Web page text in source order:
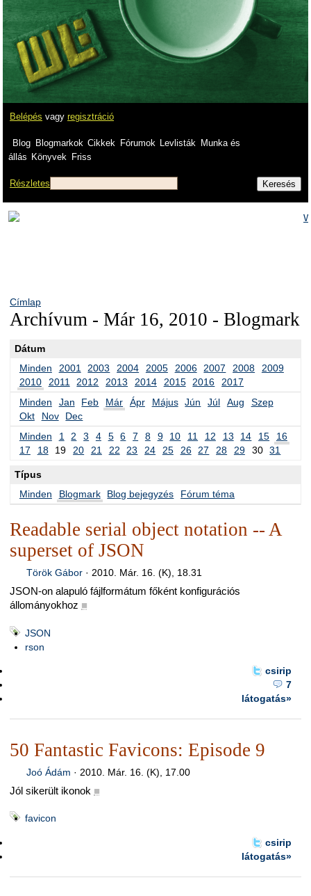
Belépés vagy regisztráció
Blog Blogmarkok Cikkek Fórumok Levlisták
Munka és
állás Könyvek Friss
Részletes
Címlap
Archívum - Már 16, 2010 - Blogmark
Dátum
Minden
2001 2003 2004 2005 2006 2007 2008
2009
2010
2011 2012 2013 2014 2015 2016
2017
Minden
Jan Feb Már Ápr Május Jún Júl Aug
Szep
Okt
Nov
Dec
Minden
1 2 3 4 5 6 7 8 9 10 11 12 13 14 15
16
17
18 19 20 21 22 23 24 25 26 27 28 29 30 31
Típus
Minden
Blogmark Blog bejegyzés Fórum téma
Readable serial object notation -- A
superset of JSON
Török Gábor· 2010. Már. 16. (K), 18.31
JSON-on alapuló fájlformátum főként konfigurációs
állományokhoz ■
JSON
rson
csirip
7
látogatás»
50 Fantastic Favicons: Episode 9
Joó Ádám · 2010. Már. 16. (K), 17.00
Jól sikerült ikonok ■
favicon
csirip
látogatás»